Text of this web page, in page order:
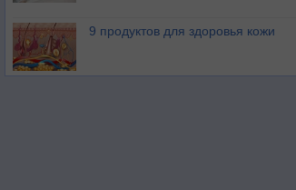
9 продуктов для здоровья кожи